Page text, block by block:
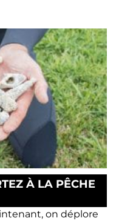
À LA PÊCHE
on déplore